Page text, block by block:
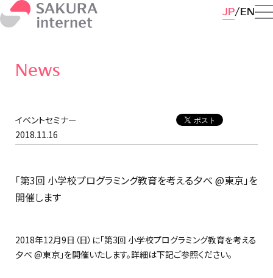
JP EN
News
イベントセミナー
2018.11.16
「第3回 小学校プログラミング教育を考える夕べ @東京」を
開催します
2018年12月9日（日）に「第3回 小学校プログラミング教育を考える
夕べ @東京」を開催いたします。詳細は下記ご参照ください。